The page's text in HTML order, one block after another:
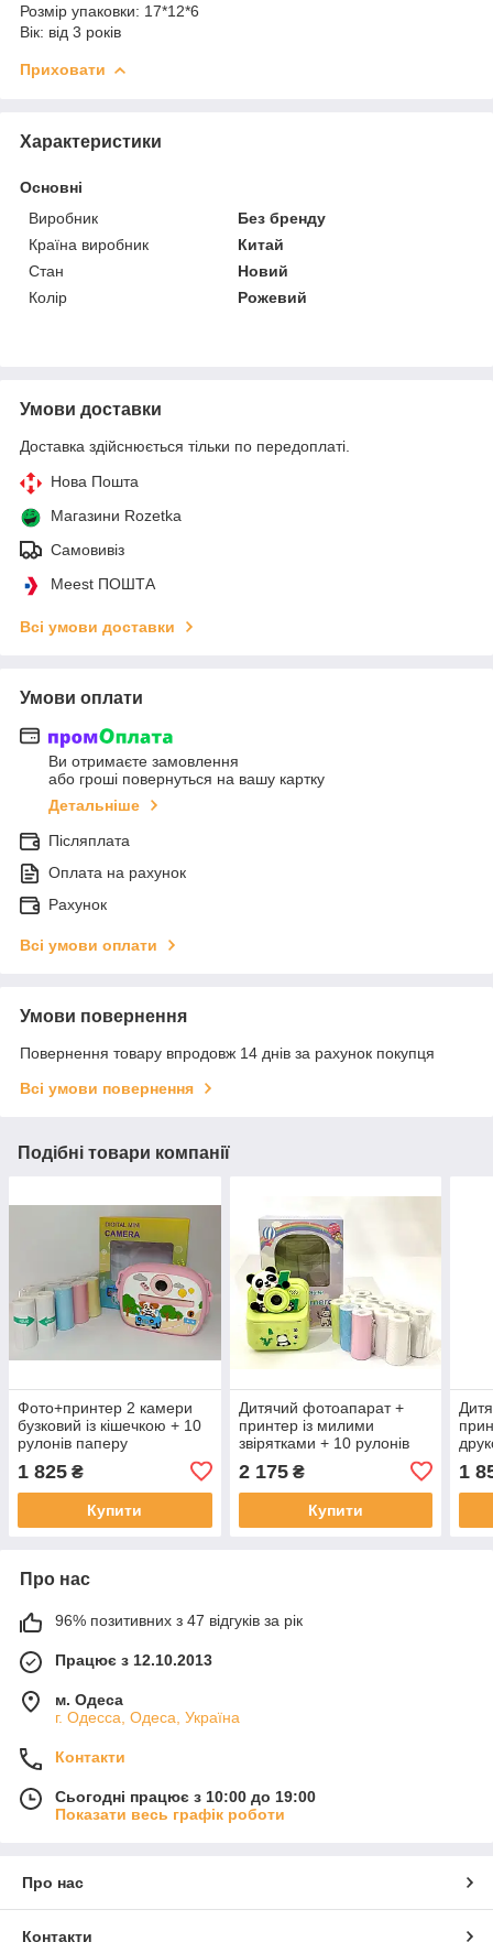
Розмір упаковки: 17*12*6
Вік: від 3 років
Приховати
Характеристики
Основні
Виробник
Без бренду
Країна виробник
Китай
Стан
Новий
Колір
Рожевий
Умови доставки
Доставка здійснюється тільки по передоплаті.
Нова Пошта
Магазини Rozetka
Самовивіз
Meest ПОШТА
Всі умови доставки
Умови оплати
Ви отримаєте замовлення
або гроші повернуться на вашу картку
Детальніше
Післяплата
Оплата на рахунок
Рахунок
Всі умови оплати
Умови повернення
Повернення товару впродовж 14 днів за рахунок покупця
Всі умови повернення
Подібні товари компанії
Фото+принтер 2 камери
бузковий із кішечкою + 10
рулонів паперу
1 825 ₴
Купити
Дитячий фотоапарат +
принтер із милими
звірятками + 10 рулонів
2 175₴
Купити
1
Про нас
96% позитивних з 47 відгуків за рік
Працює з 12.10.2013
м. Одеса
г. Одесса, Одеса, Україна
Контакти
Сьогодні працює з 10:00 до 19:00
Показати весь графік роботи
Про нас
Контакти